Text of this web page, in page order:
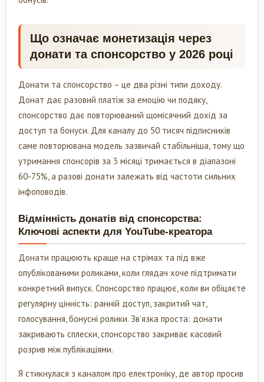
Що означає монетизація через
донати та спонсорство у 2026 році
Донати та спонсорство – це два різні типи доходу.
Донат дає разовий платіж за емоцію чи подяку,
спонсорство дає повторюваний щомісячний дохід за
доступ та бонуси. Для каналу до 50 тисяч підписників
саме повторювана модель зазвичай стабільніша, тому що
утримання спонсорів за 3 місяці тримається в діапазоні
60-75%, а разові донати залежать від частоти сильних
інфоповодів.
Відмінність донатів від спонсорства:
Ключові аспекти для YouTube-креатора
Донати працюють краще на стрімах та під вже
опублікованими роликами, коли глядач хоче підтримати
конкретний випуск. Спонсорство працює, коли ви обіцяєте
регулярну цінність: ранній доступ, закритий чат,
голосування, бонусні ролики. Зв’язка проста: донати
закривають сплески, спонсорство закриває касовий
розрив між публікаціями.
Я стикнулася з каналом про електроніку, де автор просив